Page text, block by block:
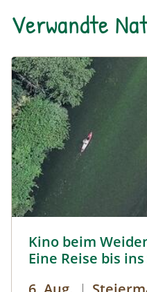
Verwandte
Kino beim
Eine Reise bis